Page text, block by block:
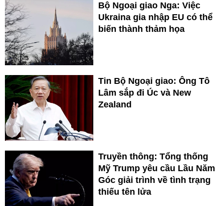
Bộ Ngoại giao Nga: Việc
Ukraina gia nhập EU có thể
biến thành thảm họa
Tin Bộ Ngoại giao: Ông Tô
Lâm sắp đi Úc và New
Zealand
Truyền thông: Tổng thống
Mỹ Trump yêu cầu Lầu Năm
Góc giải trình về tình trạng
thiếu tên lửa